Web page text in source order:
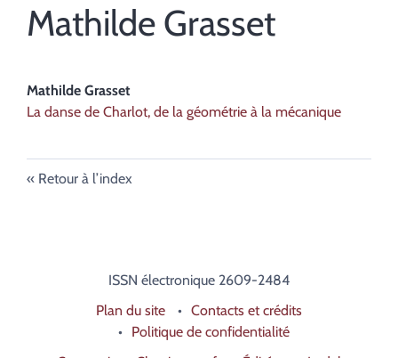
Mathilde Grasset
Mathilde Grasset
La danse de Charlot, de la géométrie à la mécanique
Retour à l’index
ISSN électronique 2609-2484
Plan du site
Contacts et crédits
Politique de confidentialité